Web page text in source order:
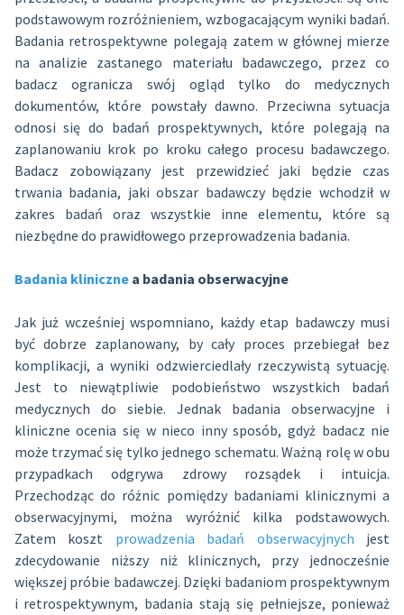
podstawowym rozróżnieniem, wzbogacającym wyniki badań.
Badania retrospektywne polegają zatem w głównej mierze
na analizie zastanego materiału badawczego, przez co
badacz ogranicza swój ogląd tylko do medycznych
dokumentów, które powstały dawno. Przeciwna sytuacja
odnosi się do badań prospektywnych, które polegają na
zaplanowaniu krok po kroku całego procesu badawczego.
Badacz zobowiązany jest przewidzieć jaki będzie czas
trwania badania, jaki obszar badawczy będzie wchodził w
zakres badań oraz wszystkie inne elementu, które są
niezbędne do prawidłowego przeprowadzenia badania.
Badania klinicznea badania obserwacyjne
Jak już wcześniej wspomniano, każdy etap badawczy musi
być dobrze zaplanowany, by cały proces przebiegał bez
komplikacji, a wyniki odzwierciedlały rzeczywistą sytuację.
Jest to niewątpliwie podobieństwo wszystkich badań
medycznych do siebie. Jednak badania obserwacyjne i
kliniczne ocenia się w nieco inny sposób, gdyż badacz nie
może trzymać się tylko jednego schematu. Ważną rolę w obu
przypadkach odgrywa zdrowy rozsądek i intuicja.
Przechodząc do różnic pomiędzy badaniami klinicznymi a
obserwacyjnymi, można wyróżnić kilka podstawowych.
Zatem koszt prowadzenia badań obserwacyjnych jest
zdecydowanie niższy niż klinicznych, przy jednocześnie
większej próbie badawczej. Dzięki badaniom prospektywnym
i retrospektywnym, badania stają się pełniejsze, ponieważ